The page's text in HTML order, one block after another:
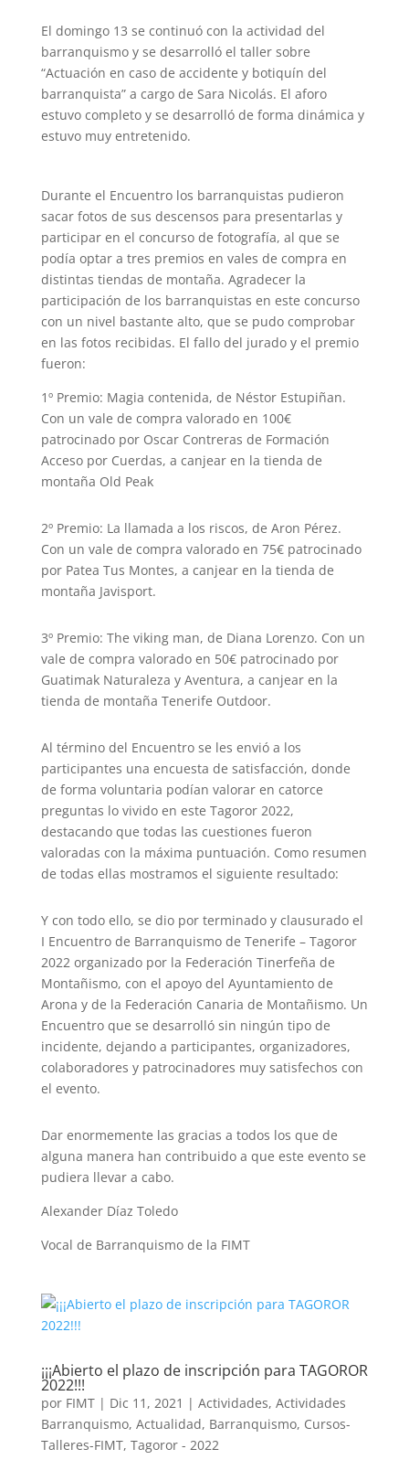
El domingo 13 se continuó con la actividad del
barranquismo y se desarrolló el taller sobre
“Actuación en caso de accidente y botiquín del
barranquista” a cargo de Sara Nicolás. El aforo
estuvo completo y se desarrolló de forma dinámica y
estuvo muy entretenido.
Durante el Encuentro los barranquistas pudieron
sacar fotos de sus descensos para presentarlas y
participar en el concurso de fotografía, al que se
podía optar a tres premios en vales de compra en
distintas tiendas de montaña. Agradecer la
participación de los barranquistas en este concurso
con un nivel bastante alto, que se pudo comprobar
en las fotos recibidas. El fallo del jurado y el premio
fueron:
1º Premio: Magia contenida, de Néstor Estupiñan.
Con un vale de compra valorado en 100€
patrocinado por Oscar Contreras de Formación
Acceso por Cuerdas, a canjear en la tienda de
montaña Old Peak
2º Premio: La llamada a los riscos, de Aron Pérez.
Con un vale de compra valorado en 75€ patrocinado
por Patea Tus Montes, a canjear en la tienda de
montaña Javisport.
3º Premio: The viking man, de Diana Lorenzo. Con un
vale de compra valorado en 50€ patrocinado por
Guatimak Naturaleza y Aventura, a canjear en la
tienda de montaña Tenerife Outdoor.
Al término del Encuentro se les envió a los
participantes una encuesta de satisfacción, donde
de forma voluntaria podían valorar en catorce
preguntas lo vivido en este Tagoror 2022,
destacando que todas las cuestiones fueron
valoradas con la máxima puntuación. Como resumen
de todas ellas mostramos el siguiente resultado:
Y con todo ello, se dio por terminado y clausurado el
I Encuentro de Barranquismo de Tenerife – Tagoror
2022 organizado por la Federación Tinerfeña de
Montañismo, con el apoyo del Ayuntamiento de
Arona y de la Federación Canaria de Montañismo. Un
Encuentro que se desarrolló sin ningún tipo de
incidente, dejando a participantes, organizadores,
colaboradores y patrocinadores muy satisfechos con
el evento.
Dar enormemente las gracias a todos los que de
alguna manera han contribuido a que este evento se
pudiera llevar a cabo.
Alexander Díaz Toledo
Vocal de Barranquismo de la FIMT
¡¡¡Abierto el plazo de inscripción para TAGOROR
2022!!!
por FIMT| Dic 11, 2021 | Actividades, Actividades
Barranquismo, Actualidad, Barranquismo, Cursos-
Talleres-FIMT, Tagoror - 2022